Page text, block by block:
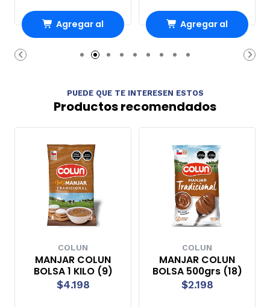
Agregar al
Carro
Agregar al
Carro
PUEDE QUE TE INTERESEN ESTOS
Productos recomendados
COLUN
MANJAR COLUN
BOLSA 1 KILO (9)
$4.198
COLUN
MANJAR COLUN
BOLSA 500grs (18)
$2.198